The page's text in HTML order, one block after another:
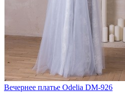
Вечернее платье Odelia DM-926